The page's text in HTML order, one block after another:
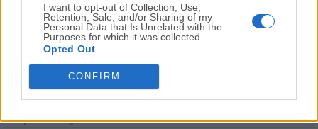
I want to opt-out of Collection, Use,
Retention, Sale, and/or Sharing of my
Personal Data that Is Unrelated with the
Purposes for which it was collected.
Opted Out
CONFIRM
Descargar Max 9.0.6
¿Por qué se publica esta aplicación en Filehorse? (
información)
Top Descargas